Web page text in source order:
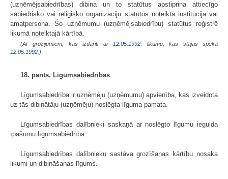
(uzņēmējsabiedrības) dibina un to statūtus apstiprina attiecīgo
sabiedrisko vai reliģisko organizāciju statūtos noteiktā institūcija vai
amatpersona. Šo uzņēmumu (uzņēmējsabiedrību) statūtus reģistrē
likumā noteiktajā kārtībā.
(Ar grozījumiem, kas izdarīti ar 12.05.1992 . likumu, kas stājas spēkā
12.05.1992. )
18. pants. Līgumsabiedrības
Līgumsabiedrība ir uzņēmēju (uzņēmumu) apvienība, kas izveidota
uz tās dibinātāju (uzņēmēju) noslēgta līguma pamata.
Līgumsabiedrības dalībnieki saskaņā ar noslēgto līgumu iegulda
īpašumu līgumsabiedrībā.
Līgumsabiedrības dalībnieku sastāva grozīšanas kārtību nosaka
likumi un dibināšanas līgums.